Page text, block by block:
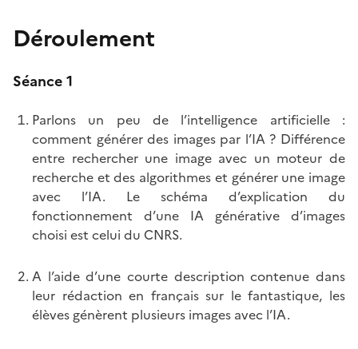
Déroulement
Séance 1
Parlons un peu de l’intelligence artificielle :
comment générer des images par l’IA ? Différence
entre rechercher une image avec un moteur de
recherche et des algorithmes et générer une image
avec l’IA. Le schéma d’explication du
fonctionnement d’une IA générative d’images
choisi est celui du CNRS.
A l’aide d’une courte description contenue dans
leur rédaction en français sur le fantastique, les
élèves génèrent plusieurs images avec l’IA.